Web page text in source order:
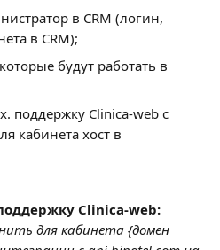
в CRM (логин,
в CRM);
будут работать в
поддержку Clinica-web с
кабинета хост в
Clinica-web:
для кабинета {домен